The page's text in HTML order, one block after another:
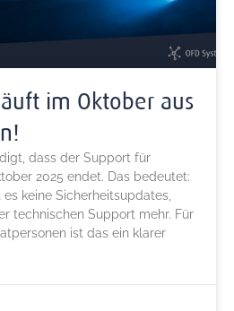
im Oktober aus
dass der Support für
2025 endet. Das bedeutet:
keine Sicherheitsupdates,
technischen Support mehr. Für
ist das ein klarer